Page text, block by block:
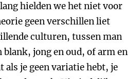
hielden we het niet voor
geen verschillen liet
culturen, tussen man
jong en oud, of arm en
als je geen variatie hebt, je